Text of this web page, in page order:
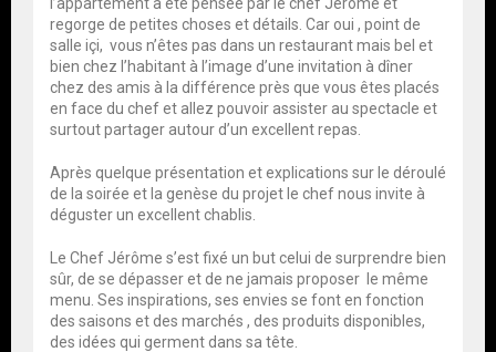
regorge de petites choses et détails. Car oui , point de
salle içi, vous n’êtes pas dans un restaurant mais bel et
bien chez l’habitant à l’image d’une invitation à dîner
chez des amis à la différence près que vous êtes placés
en face du chef et allez pouvoir assister au spectacle et
surtout partager autour d’un excellent repas.
Après quelque présentation et explications sur le déroulé
de la soirée et la genèse du projet le chef nous invite à
déguster un excellent chablis.
Le Chef Jérôme s’est fixé un but celui de surprendre bien
sûr, de se dépasser et de ne jamais proposer le même
menu. Ses inspirations, ses envies se font en fonction
des saisons et des marchés , des produits disponibles,
des idées qui germent dans sa tête.